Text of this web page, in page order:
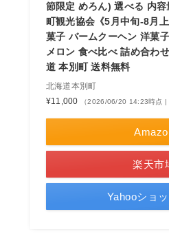
節限定 めろん) 選べる 内
町観光協会《5月中旬-8月
菓子 バームクーヘン 洋菓
メロン 食べ比べ 詰め合わ
道 本別町 送料無料
北海道本別町
¥11,000
（2026/06/20 14:23時点 |
楽天市
Yahooショ